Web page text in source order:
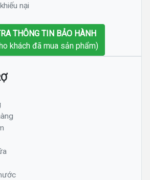
nại
THÔNG TIN BẢO HÀNH
khách đã mua sản phẩm)